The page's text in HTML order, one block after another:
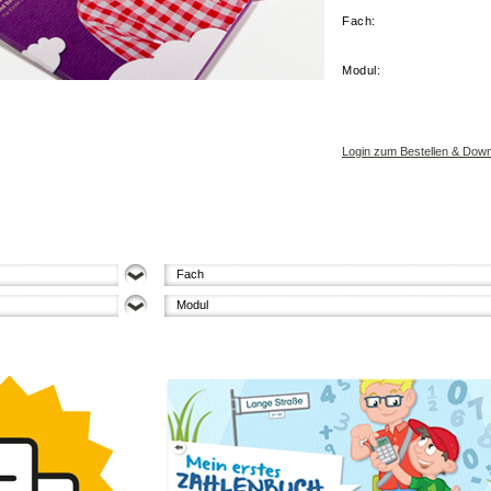
Fach:
Modul:
Login zum Bestellen &
Fach
Modul